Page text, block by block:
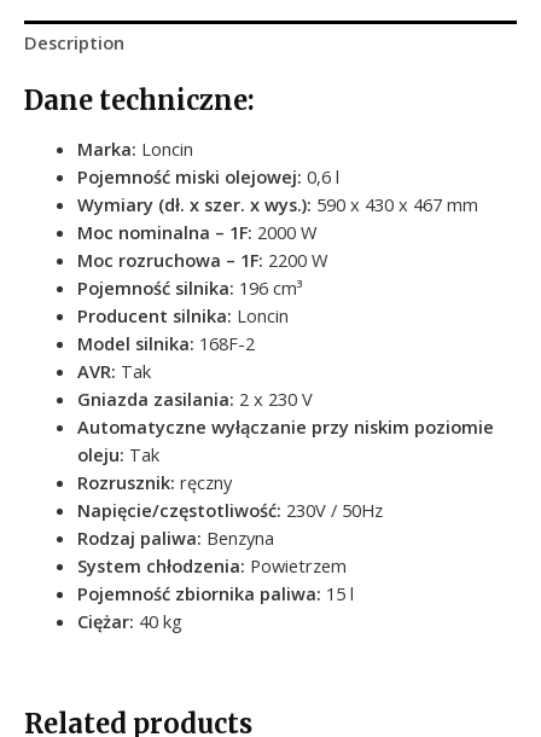
Description
Dane techniczne:
Marka: Loncin
Pojemność miski olejowej: 0,6 l
Wymiary (dł. x szer. x wys.): 590 x 430 x 467 mm
Moc nominalna – 1F: 2000 W
Moc rozruchowa – 1F: 2200 W
Pojemność silnika: 196 cm³
Producent silnika: Loncin
Model silnika: 168F-2
AVR: Tak
Gniazda zasilania: 2 x 230 V
Automatyczne wyłączanie przy niskim poziomie
oleju: Tak
Rozrusznik: ręczny
Napięcie/częstotliwość: 230V / 50Hz
Rodzaj paliwa: Benzyna
System chłodzenia: Powietrzem
Pojemność zbiornika paliwa: 15 l
Ciężar: 40 kg
Related products